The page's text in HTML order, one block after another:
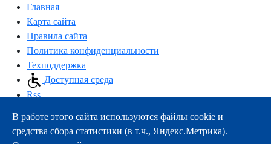
Главная
Карта сайта
Правила сайта
Политика конфиденциальности
Техподдержка
Доступная среда
Rss
163000, г.Архангельск, пр-т Троицкий, 51
тел.:+7 (8182) 21-11-63
В работе этого сайта используются файлы cookie и
средства сбора статистики (в т.ч., Яндекс.Метрика).